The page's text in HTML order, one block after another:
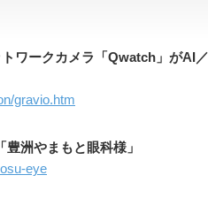
ワークカメラ「Qwatch」がAI
gravio.htm
洲やまもと眼科様」
eye